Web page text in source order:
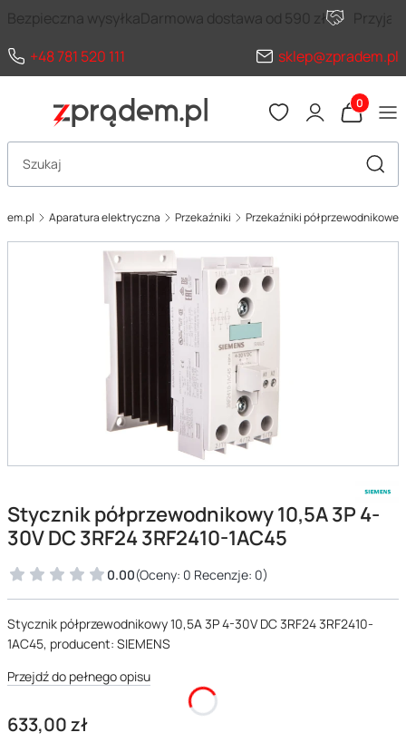
Bezpieczna wysyłkaDarmowa dostawa od 590 zł
+48 781 520 111
sklep@zpradem.pl
Produkty
Otwórz wyszukiwarkę
Aparatura elektryczna Przekaźniki Przekaźniki półprzewodnikowe
Stycznik półprzewodnikowy 10,5A 3P 4-
30V DC 3RF24 3RF2410-1AC45
0.00(Oceny: 0 Recenzje: 0)
Stycznik półprzewodnikowy 10,5A 3P 4-30V DC 3RF24 3RF2410-
1AC45, producent: SIEMENS
Przejdź do pełnego opisu
Cena
633,00 zł